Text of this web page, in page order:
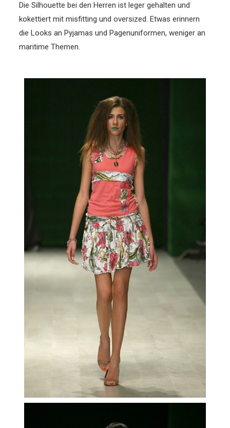
Die Silhouette bei den Herren ist leger gehalten und
kokettiert mit misfitting und oversized. Etwas erinnern
die Looks an Pyjamas und Pagenuniformen, weniger an
maritime Themen.